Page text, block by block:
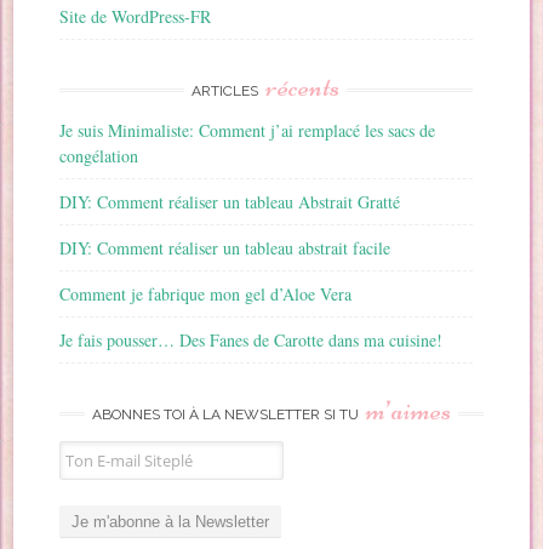
Site de WordPress-FR
ARTICLES récents
Je suis Minimaliste: Comment j’ai remplacé les sacs de
congélation
DIY: Comment réaliser un tableau Abstrait Gratté
DIY: Comment réaliser un tableau abstrait facile
Comment je fabrique mon gel d’Aloe Vera
Je fais pousser… Des Fanes de Carotte dans ma cuisine!
ABONNES TOI À LA NEWSLETTER SI TU m’aimes